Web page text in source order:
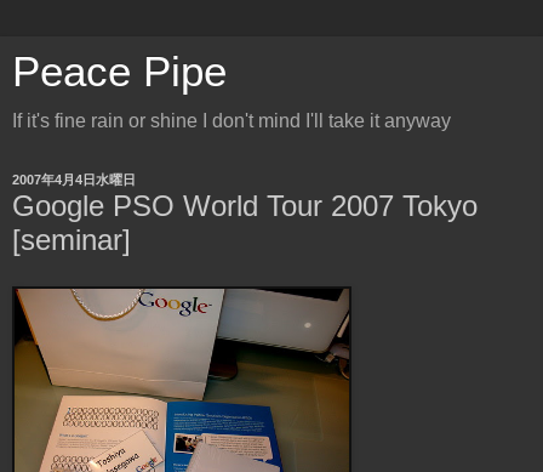
Peace Pipe
If it's fine rain or shine I don't mind I'll take it anyway
2007年4月4日水曜日
Google PSO World Tour 2007 Tokyo
[seminar]